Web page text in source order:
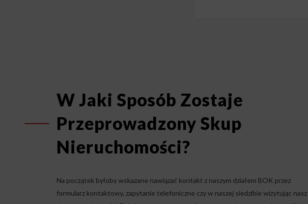
W Jaki Sposób Zostaje
Przeprowadzony Skup
Nieruchomości?
Na początek byłoby wskazane nawiązać kontakt z naszym działem BOK przez
formularz kontaktowy, zapytanie telefoniczne czy w naszej siedzibie wizytując nasz